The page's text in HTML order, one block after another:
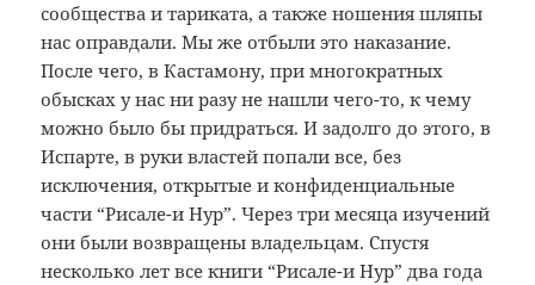
сообщества и тариката, а также ношения шляпы
нас оправдали. Мы же отбыли это наказание.
После чего, в Кастамону, при многократных
обысках у нас ни разу не нашли чего-то, к чему
можно было бы придраться. И задолго до этого, в
Испарте, в руки властей попали все, без
исключения, открытые и конфиденциальные
части “Рисале-и Нур”. Через три месяца изучений
они были возвращены владельцам. Спустя
несколько лет все книги “Рисале-и Нур” два года